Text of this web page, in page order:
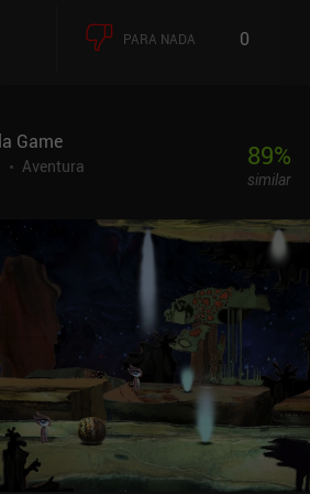
unas pocas vidas para atravesar
y derrotar al poderoso jefe final. Y
Bluetooth, tenemos que sincronizar
y ataques para evitar caer en
frecuencia con la que esto ocurre
Night es un juego
de su naturaleza
de la vieja escuela apreciarán los
pistas de audio que recuerdan a los
aunque el juego es difícil, no hay nada
con el último jefe.
PARA NADA 0
Game
Aventura
89%
similar